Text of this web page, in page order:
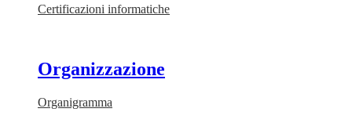
Certificazioni informatiche
Organizzazione
Organigramma